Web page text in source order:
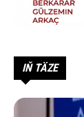
IŇ TÄZE